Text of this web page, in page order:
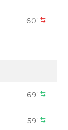
60'
69'
59'